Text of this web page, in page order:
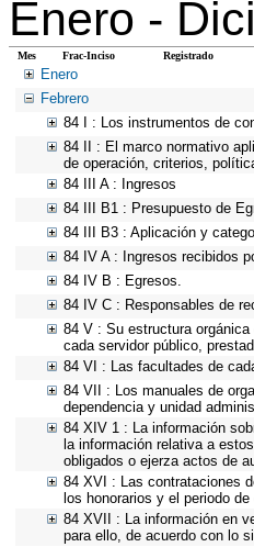
Enero -
Mes Frac-Inciso Registrado
Enero
Febrero
84 I : Los instrumentos de
84 II : El marco normativo
de operación, criterios,
84 III A : Ingresos
84 III B1 : Presupuesto de
84 III B3 : Aplicación y
84 IV A : Ingresos recibidos
84 IV B : Egresos.
84 IV C : Responsables de
84 V : Su estructura
cada servidor público,
84 VI : Las facultades de
84 VII : Los manuales de
dependencia y unidad
84 XIV 1 : La información
la información relativa a
obligados o ejerza actos de
84 XVI : Las contrataciones
los honorarios y el periodo
84 XVII : La información en
para ello, de acuerdo con lo